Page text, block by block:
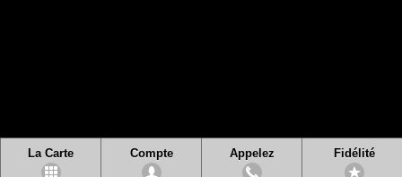
La Carte Compte Appelez Fidélité